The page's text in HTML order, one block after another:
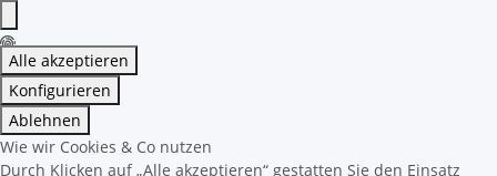
Alle akzeptieren
Konfigurieren
Ablehnen
Wie wir Cookies & Co nutzen
Durch Klicken auf „Alle akzeptieren“ gestatten Sie den Einsatz